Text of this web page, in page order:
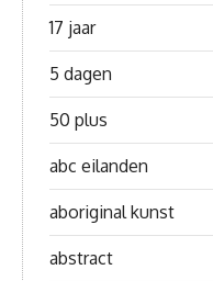
17 jaar
5 dagen
50 plus
abc eilanden
aboriginal kunst
abstract